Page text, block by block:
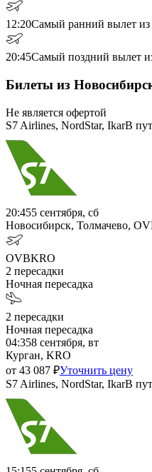
12:20Самый ранний вылет из
20:45Самый поздний вылет
Билеты из
Не является офертой
S7 Airlines, NordStar, IkarВ
20:455 сентября, сб
Новосибирск, Толмачево,
OVBKRO
2 пересадки
Ночная пересадка
2 пересадки
Ночная пересадка
04:358 сентября, вт
Курган, KRO
от 43 087 ₽Уточнить цену
S7 Airlines, NordStar, IkarВ